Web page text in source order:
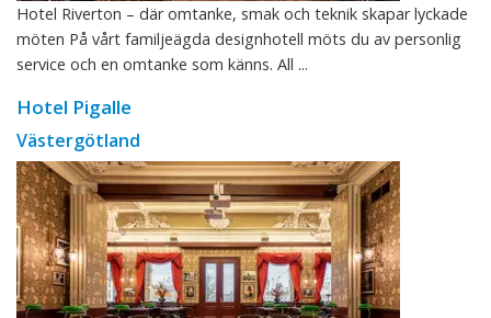
Hotel Riverton – där omtanke, smak och teknik skapar lyckade
möten På vårt familjeägda designhotell möts du av personlig
service och en omtanke som känns. All ...
Hotel Pigalle
Västergötland